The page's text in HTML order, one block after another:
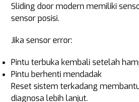
Sliding door modern memiliki
sensor posisi.
Jika sensor error:
Pintu terbuka kembali setelah
Pintu berhenti mendadak
Reset sistem terkadang
diagnosa lebih lanjut.